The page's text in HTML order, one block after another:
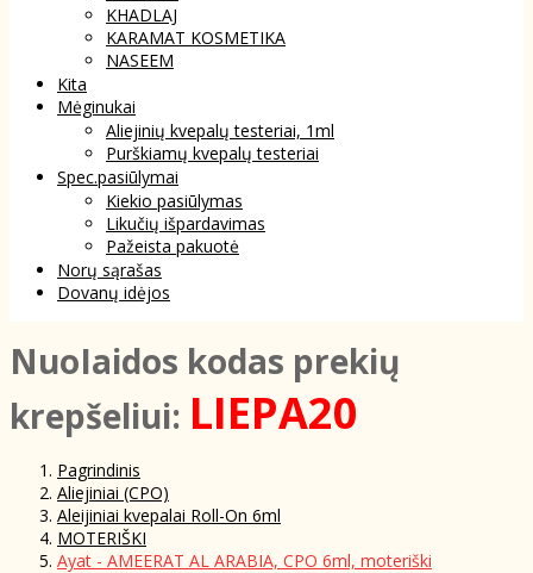
KHADLAJ
KARAMAT KOSMETIKA
NASEEM
Kita
Mėginukai
Aliejinių kvepalų testeriai, 1ml
Purškiamų kvepalų testeriai
Spec.pasiūlymai
Kiekio pasiūlymas
Likučių išpardavimas
Pažeista pakuotė
Norų sąrašas
Dovanų idėjos
NuoIaidos kodas prekių
krepšeliui: LIEPA20
Pagrindinis
Aliejiniai (CPO)
Aleijiniai kvepalai Roll-On 6ml
MOTERIŠKI
Ayat - AMEERAT AL ARABIA, CPO 6ml, moteriški